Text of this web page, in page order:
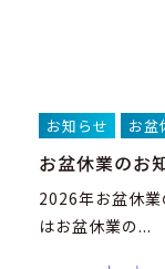
お知らせ
お盆
お盆休業のお
2026年お盆休
はお盆休業の...